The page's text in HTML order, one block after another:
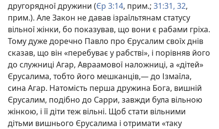
другорядної дружини (Єр 3:14, прим.; 31:31, 32,
прим.). Але Закон не давав ізраїльтянам статусу
вільної жінки, бо показував, що вони є рабами гріха.
Тому дуже доречно Павло про Єрусалим своїх днів
сказав, що він «перебуває у рабстві», і порівняв його
до служниці Агар, Авраамової наложниці, а «дітей»
Єрусалима, тобто його мешканців,— до Ізмаїла,
сина Агар. Натомість перша дружина Бога, вишній
Єрусалим, подібно до Сарри, завжди була вільною
жінкою, і її діти теж вільні. Щоб стати вільними
дітьми вишнього Єрусалима і отримати «таку